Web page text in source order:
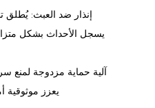
إنذار ضد العبث: يُطلق
يسجل الأحداث بشكل
آلية حماية مزدوجة لمنع
يعزز موثوقية